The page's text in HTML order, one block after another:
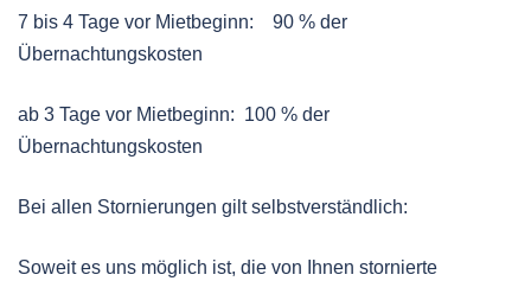
7 bis 4 Tage vor Mietbeginn: 90 % der
Übernachtungskosten
ab 3 Tage vor Mietbeginn: 100 % der
Übernachtungskosten
Bei allen Stornierungen gilt selbstverständlich:
Soweit es uns möglich ist, die von Ihnen stornierte